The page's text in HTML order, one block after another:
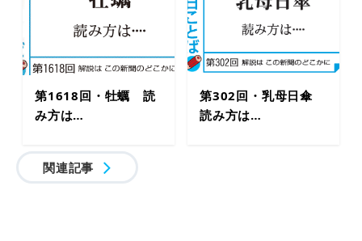
第1618回・牡蠣 読
み方は…
第302回・乳母日傘
読み方は…
関連記事